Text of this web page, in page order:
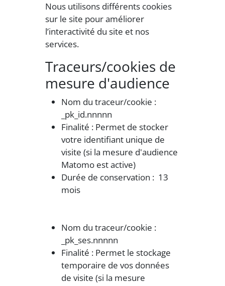
Nous utilisons différents cookies
sur le site pour améliorer
l’interactivité du site et nos
services.
Traceurs/cookies de
mesure d'audience
Nom du traceur/cookie :
_pk_id.nnnnn
Finalité : Permet de stocker
votre identifiant unique de
visite (si la mesure d'audience
Matomo est active)
Durée de conservation : 13
mois
Nom du traceur/cookie :
_pk_ses.nnnnn
Finalité : Permet le stockage
temporaire de vos données
de visite (si la mesure